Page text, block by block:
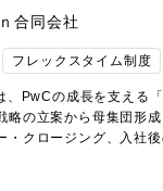
合同会社
フレックスタイム制度
、PwCの成長を支える
略の立案から母集団形
・クロージング、入社
し、PwCの魅力を最大